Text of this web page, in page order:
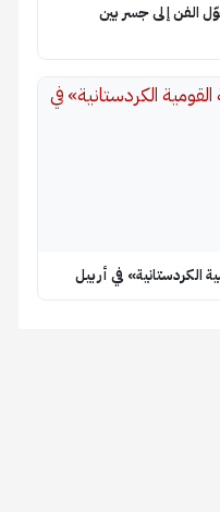
الفن إلى جسر بين
الكردستانية» في أربيل